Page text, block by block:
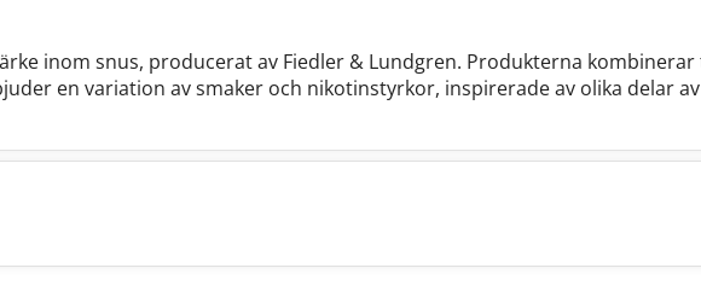
inom snus, producerat av Fiedler & Lundgren. Produkterna
en variation av smaker och nikotinstyrkor, inspirerade av olika delar av